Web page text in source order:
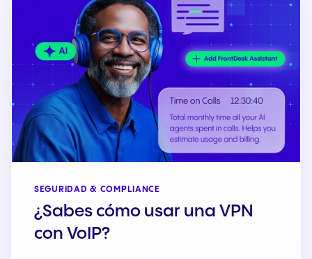
SEGURIDAD & COMPLIANCE
¿Sabes cómo usar una VPN
con VoIP?